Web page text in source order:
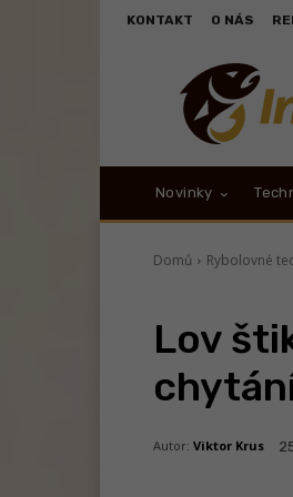
KONTAKT O NÁS
Novinky
Domů Rybolovné
Lov
Autor: Viktor Krus